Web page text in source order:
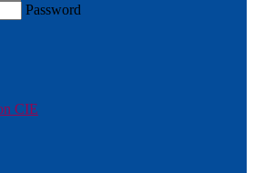
Password
CIE